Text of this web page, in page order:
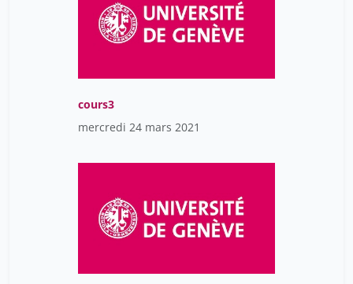
cours3
mercredi 24 mars 2021